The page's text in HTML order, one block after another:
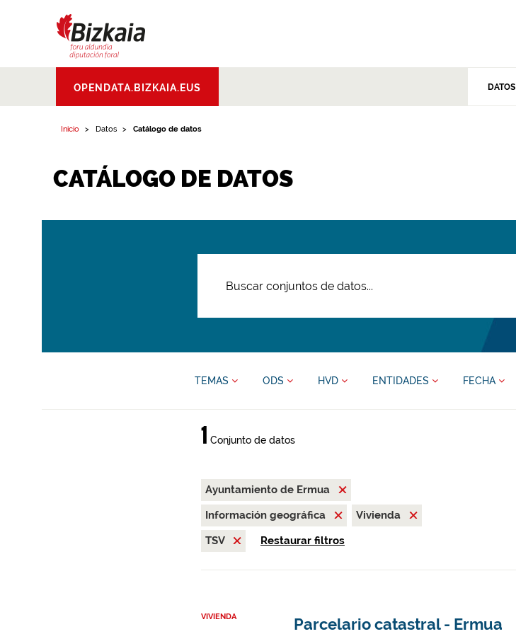
Aldundia.Diputacion
Foral de Bizkaia
OPENDATA.BIZKAIA.EUS DATOS
Inicio Datos Catálogo de datos
CATÁLOGO DE DATOS
TEMAS ODS HVD ENTIDADES FECHA
1 Conjunto de datos
Ayuntamiento de Ermua
Información geográfica
Vivienda
TSV
Restaurar filtros
VIVIENDA Parcelario catastral - Ermua